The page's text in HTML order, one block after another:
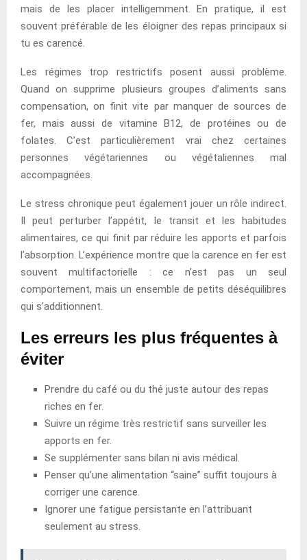
mais de les placer intelligemment. En pratique, il est
souvent préférable de les éloigner des repas principaux si
tu es carencé.
Les régimes trop restrictifs posent aussi problème.
Quand on supprime plusieurs groupes d’aliments sans
compensation, on finit vite par manquer de sources de
fer, mais aussi de vitamine B12, de protéines ou de
folates. C’est particulièrement vrai chez certaines
personnes végétariennes ou végétaliennes mal
accompagnées.
Le stress chronique peut également jouer un rôle indirect.
Il peut perturber l’appétit, le transit et les habitudes
alimentaires, ce qui finit par réduire les apports et parfois
l’absorption. L’expérience montre que la carence en fer est
souvent multifactorielle : ce n’est pas un seul
comportement, mais un ensemble de petits déséquilibres
qui s’additionnent.
Les erreurs les plus fréquentes à
éviter
Prendre du café ou du thé juste autour des repas
riches en fer.
Suivre un régime très restrictif sans surveiller les
apports en fer.
Se supplémenter sans bilan ni avis médical.
Penser qu’une alimentation “saine” suffit toujours à
corriger une carence.
Ignorer une fatigue persistante en l’attribuant
seulement au stress.